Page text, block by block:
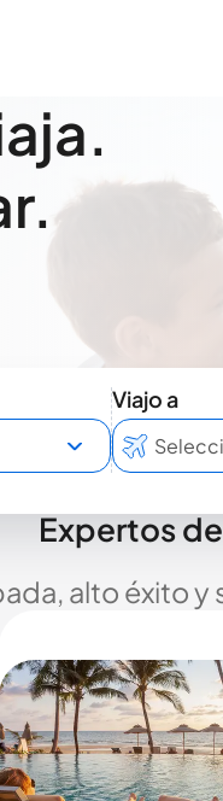
Viajo a
Expertos
alto éxito